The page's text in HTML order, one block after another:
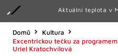
Aktuální teplota v
Domů
Kultura
Excentrickou tečku za
Uriel Kratochvílová